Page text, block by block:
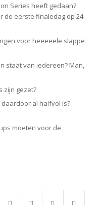
Series heeft gedaan?
de eerste finaledag op 24
voor heeeeele slappe
staat van iedereen? Man,
zijn gezet?
al halfvol is?
moeten voor de